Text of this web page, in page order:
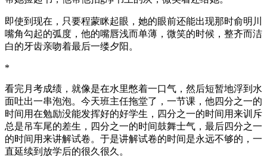
即使到现在，只要程蒙眯起眼，她的眼前还能出现那时俞明川
嘴角勾起的弧度，他的嘴唇浅而单薄，微笑的时候，整齐而洁
白的牙齿亲吻着最后一缕夕阳。
*
看完月考成绩，就像是在水里憋着一口气，然后短暂地浮到水
面吐出一串泡泡。今天班主任拖堂了，一节课，他四分之一的
时间用在勉励没能发挥好的好学生，四分之一的时间用来训斥
总是吊车尾的差生，四分之一的时间鼓舞士气，最后四分之一
的时间用来讲解试卷。于是讲解试卷的时间是永远不够的，一
直延续到放学后的很久很久。